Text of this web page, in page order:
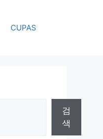
CUPAS
검
색